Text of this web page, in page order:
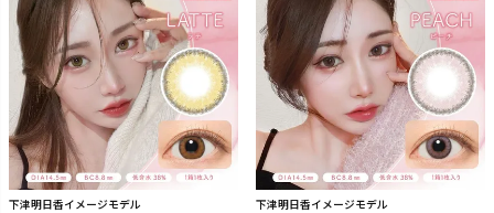
下津明日香イメージモデル 下津明日香イメージモデル